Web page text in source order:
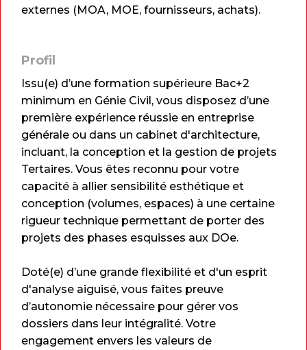
externes (MOA, MOE, fournisseurs, achats).
Profil
Issu(e) d’une formation supérieure Bac+2
minimum en Génie Civil, vous disposez d’une
première expérience réussie en entreprise
générale ou dans un cabinet d'architecture,
incluant, la conception et la gestion de projets
Tertaires. Vous êtes reconnu pour votre
capacité à allier sensibilité esthétique et
conception (volumes, espaces) à une certaine
rigueur technique permettant de porter des
projets des phases esquisses aux DOe.
Doté(e) d’une grande flexibilité et d'un esprit
d'analyse aiguisé, vous faites preuve
d’autonomie nécessaire pour gérer vos
dossiers dans leur intégralité. Votre
engagement envers les valeurs de